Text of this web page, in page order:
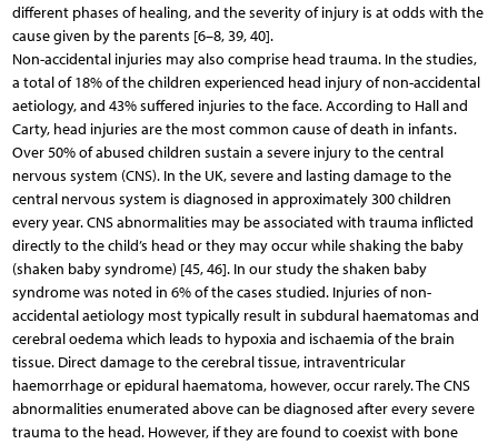
different phases of healing, and the severity of injury is at odds with the
cause given by the parents [6–8, 39, 40].
Non-accidental injuries may also comprise head trauma. In the studies,
a total of 18% of the children experienced head injury of non-accidental
aetiology, and 43% suffered injuries to the face. According to Hall and
Carty, head injuries are the most common cause of death in infants.
Over 50% of abused children sustain a severe injury to the central
nervous system (CNS). In the UK, severe and lasting damage to the
central nervous system is diagnosed in approximately 300 children
every year. CNS abnormalities may be associated with trauma inflicted
directly to the child’s head or they may occur while shaking the baby
(shaken baby syndrome) [45, 46]. In our study the shaken baby
syndrome was noted in 6% of the cases studied. Injuries of non-
accidental aetiology most typically result in subdural haematomas and
cerebral oedema which leads to hypoxia and ischaemia of the brain
tissue. Direct damage to the cerebral tissue, intraventricular
haemorrhage or epidural haematoma, however, occur rarely. The CNS
abnormalities enumerated above can be diagnosed after every severe
trauma to the head. However, if they are found to coexist with bone